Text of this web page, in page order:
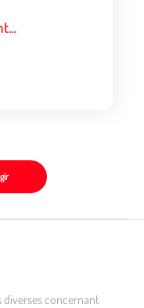
concernant